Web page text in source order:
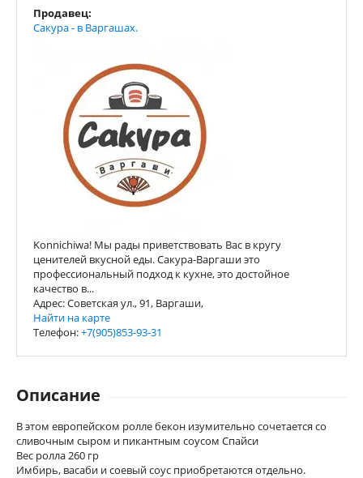
Продавец:
Сакура - в Варгашах.
Konnichiwa! Мы рады приветствовать Вас в кругу
ценителей вкусной еды. Сакура-Варгаши это
профессиональный подход к кухне, это достойное
качество в...
Адрес: Советская ул., 91, Варгаши,
Найти на карте
Телефон:+7(905)853-93-31
Описание
В этом европейском ролле бекон изумительно сочетается со
сливочным сыром и пикантным соусом Спайси
Вес ролла 260 гр
Имбирь, васаби и соевый соус приобретаются отдельно.